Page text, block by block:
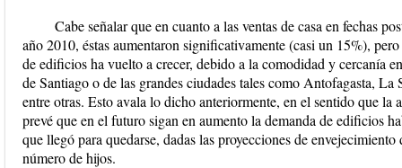
Cabe señalar que en cuanto a las ventas de casa en fechas
año 2010, éstas aumentaron significativamente (casi un 15%),
de edificios ha vuelto a crecer, debido a la comodidad y cercanía
de Santiago o de las grandes ciudades tales como Antofagasta,
entre otras. Esto avala lo dicho anteriormente, en el sentido que la
prevé que en el futuro sigan en aumento la demanda de edificios
que llegó para quedarse, dadas las proyecciones de
número de hijos.